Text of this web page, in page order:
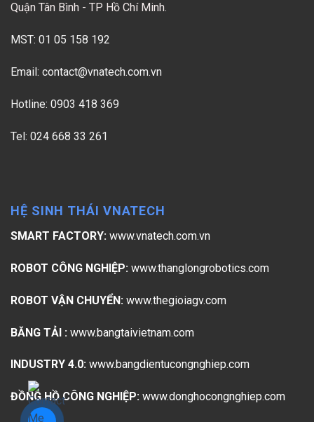
Quận Tân Bình - TP Hồ Chí Minh.
MST: 01 05 158 192
Email: contact@vnatech.com.vn
Hotline: 0903 418 369
Tel: 024 668 33 261
HỆ SINH THÁI VNATECH
SMART FACTORY: www.vnatech.com.vn
ROBOT CÔNG NGHIỆP: www.thanglongrobotics.com
ROBOT VẬN CHUYỂN: www.thegioiagv.com
BĂNG TẢI : www.bangtaivietnam.com
INDUSTRY 4.0: www.bangdientucongnghiep.com
ĐỒNG HỒ CÔNG NGHIỆP: www.donghocongnghiep.com